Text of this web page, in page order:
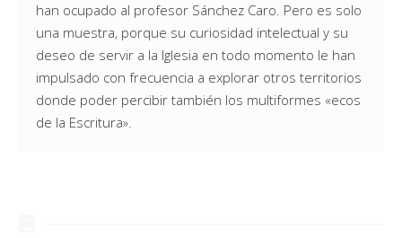
han ocupado al profesor Sánchez Caro. Pero es solo
una muestra, porque su curiosidad intelectual y su
deseo de servir a la Iglesia en todo momento le han
impulsado con frecuencia a explorar otros territorios
donde poder percibir también los multiformes «ecos
de la Escritura».